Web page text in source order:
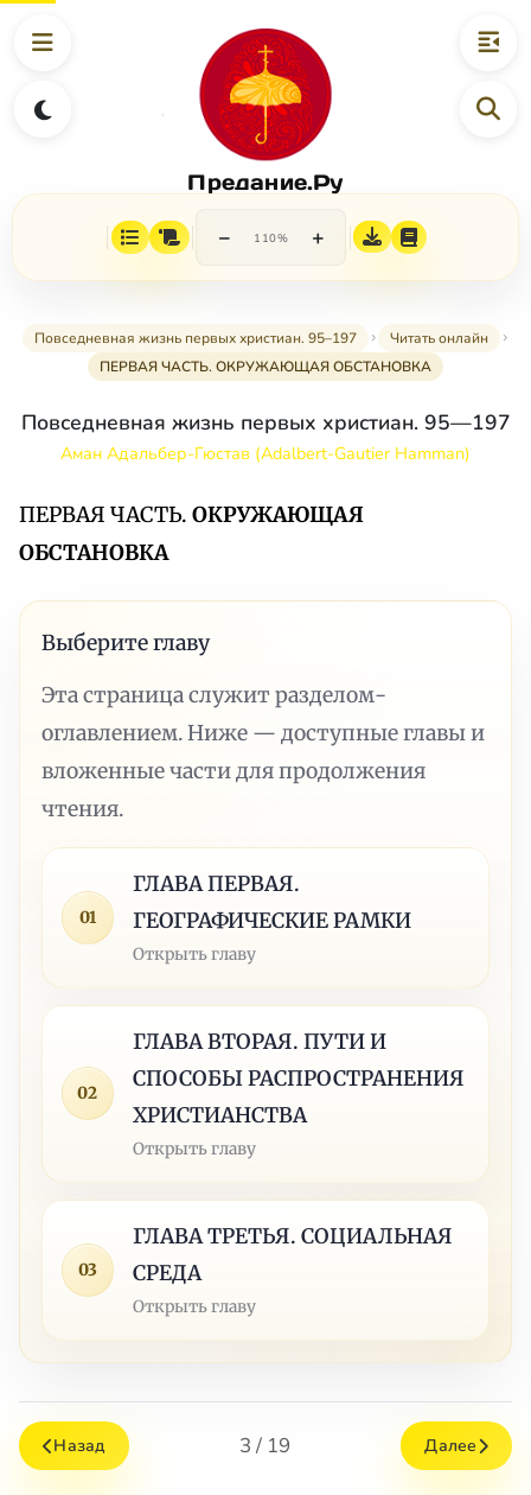
Предание.Ру
− 110% +
Повседневная жизнь первых христиан. 95–197
Читать онлайн
ПЕРВАЯ ЧАСТЬ. ОКРУЖАЮЩАЯ ОБСТАНОВКА
Повседневная жизнь первых христиан. 95—197
Аман Адальбер-Гюстав (Adalbert-Gautier Hamman)
ПЕРВАЯ ЧАСТЬ. ОКРУЖАЮЩАЯ
ОБСТАНОВКА
Выберите главу
Эта страница служит разделом-
оглавлением. Ниже — доступные главы и
вложенные части для продолжения
чтения.
01
ГЛАВА ПЕРВАЯ.
ГЕОГРАФИЧЕСКИЕ РАМКИ
Открыть главу
02
ГЛАВА ВТОРАЯ. ПУТИ И
СПОСОБЫ РАСПРОСТРАНЕНИЯ
ХРИСТИАНСТВА
Открыть главу
03
ГЛАВА ТРЕТЬЯ. СОЦИАЛЬНАЯ
СРЕДА
Открыть главу
Назад 3 / 19 Далее